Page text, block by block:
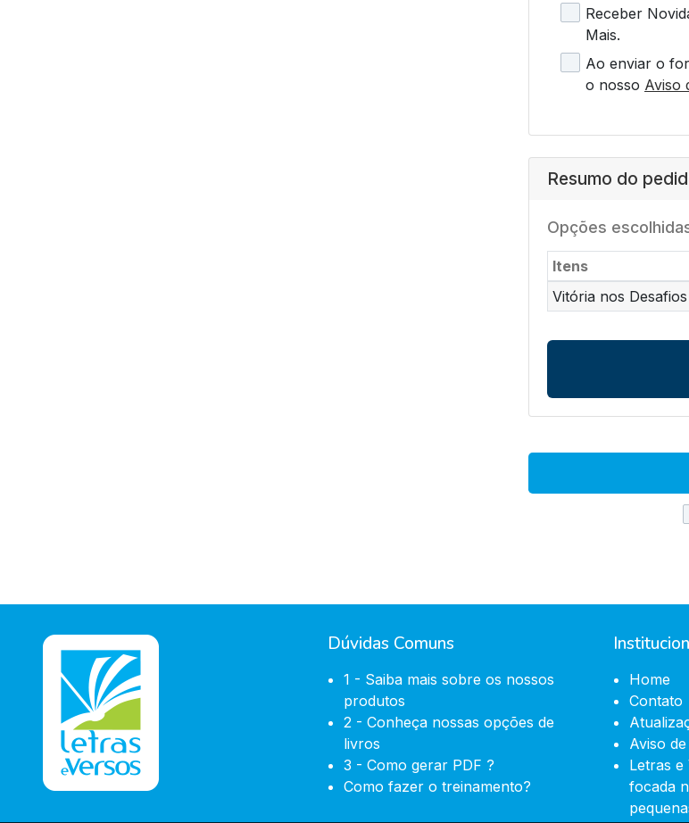
Receber
Mais.
Ao enviar o
o nosso Aviso
Resumo do
Opções
Itens
Vitória nos
Dúvidas Comuns
1 - Saiba mais sobre os nossos
produtos
2 - Conheça nossas opções de
livros
3 - Como gerar PDF ?
Como fazer o treinamento?
Home
Contato
Aviso
Letras e
focada